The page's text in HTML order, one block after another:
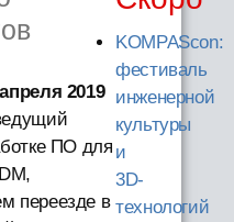
2019
ПО для
переезде в
KOMPAScon:
фестиваль
инженерной
культуры
и
3D-
технологий